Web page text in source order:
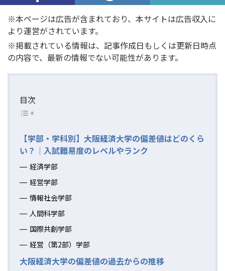
※本ページは広告が含まれており、本サイトは広告収入に
より運営がされています。
※掲載されている情報は、記事作成日もしくは更新日時点
の内容で、最新の情報でない可能性があります。
目次
【学部・学科別】大阪経済大学の偏差値はどのくら
い？｜入試難易度のレベルやランク
経済学部
経営学部
情報社会学部
人間科学部
国際共創学部
経営（第2部）学部
大阪経済大学の偏差値の過去からの推移